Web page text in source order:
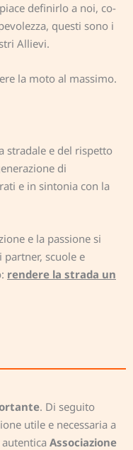
definirlo a noi, co-
questi sono i
Allievi.
la moto al massimo.
stradale e del rispetto
di
e in sintonia con la
e la passione si
scuole e
rendere la strada un
. Di seguito
utile e necessaria a
Associazione